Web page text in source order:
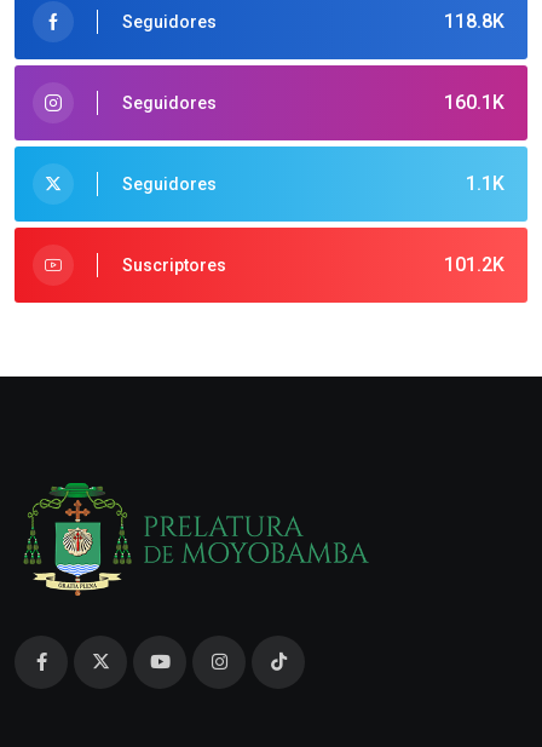
118.8K
Seguidores
160.1K
Seguidores
1.1K
Seguidores
101.2K
Suscriptores